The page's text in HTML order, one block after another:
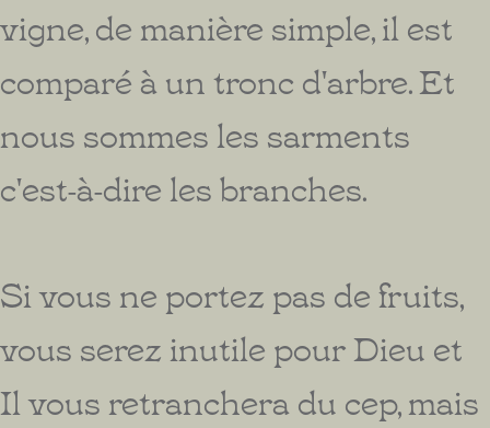
vigne, de manière simple, il est
comparé à un tronc d'arbre. Et
nous sommes les sarments
c'est-à-dire les branches.
Si vous ne portez pas de fruits,
vous serez inutile pour Dieu et
Il vous retranchera du cep, mais